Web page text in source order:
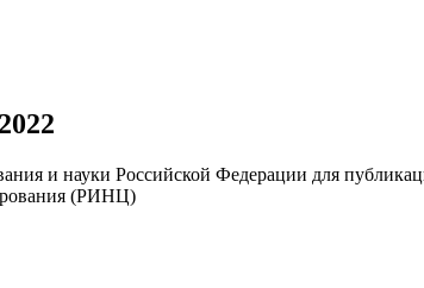
и науки Российской Федерации для
(РИНЦ)